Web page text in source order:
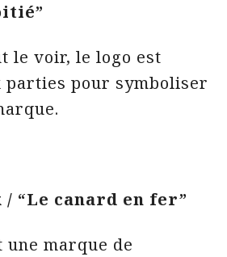
le voir, le logo est
parties pour symboliser
“Le canard en fer”
une marque de